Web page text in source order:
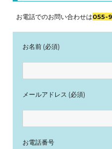
お電話でのお問い合わせは055-
お名前 (必須)
メールアドレス (必須)
お電話番号